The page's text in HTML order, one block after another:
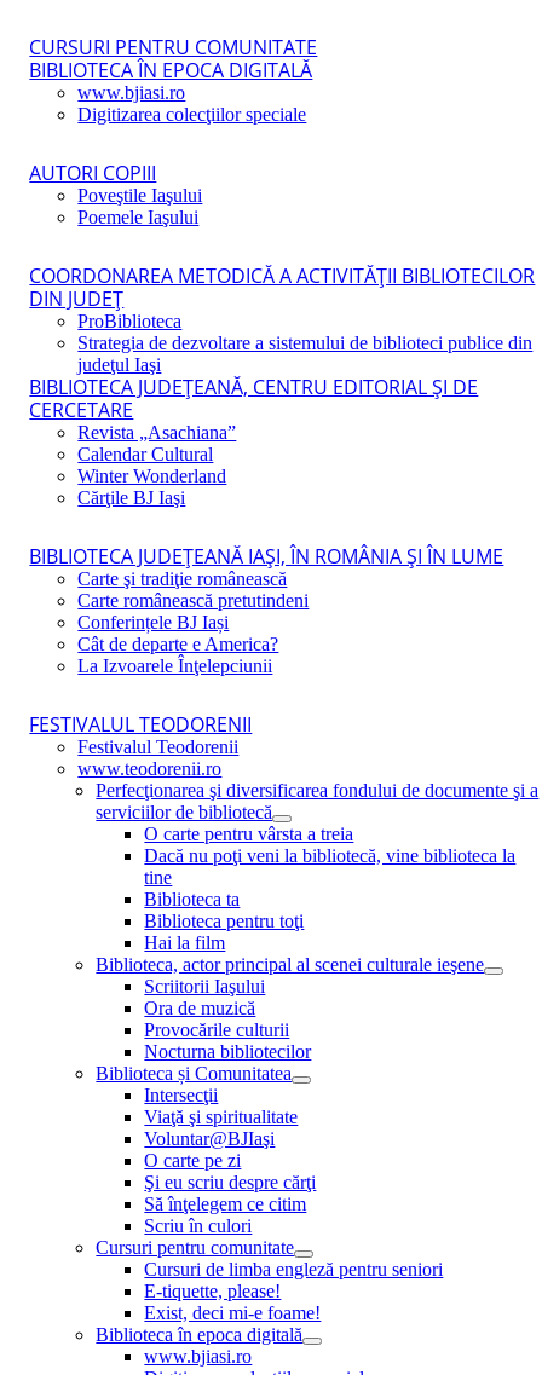
CURSURI PENTRU COMUNITATE
BIBLIOTECA ÎN EPOCA DIGITALĂ
www.bjiasi.ro
Digitizarea colecţiilor speciale
AUTORI COPIII
Poveştile Iaşului
Poemele Iaşului
COORDONAREA METODICĂ A ACTIVITĂŢII BIBLIOTECILOR
DIN JUDEŢ
ProBiblioteca
Strategia de dezvoltare a sistemului de biblioteci publice din
judeţul Iaşi
BIBLIOTECA JUDEŢEANĂ, CENTRU EDITORIAL ŞI DE
CERCETARE
Revista „Asachiana”
Calendar Cultural
Winter Wonderland
Cărţile BJ Iaşi
BIBLIOTECA JUDEŢEANĂ IAŞI, ÎN ROMÂNIA ŞI ÎN LUME
Carte şi tradiţie românească
Carte românească pretutindeni
Conferințele BJ Iași
Cât de departe e America?
La Izvoarele Înţelepciunii
FESTIVALUL TEODORENII
Festivalul Teodorenii
www.teodorenii.ro
Perfecţionarea şi diversificarea fondului de documente şi a
serviciilor de bibliotecă
O carte pentru vârsta a treia
Dacă nu poţi veni la bibliotecă, vine biblioteca la
tine
Biblioteca ta
Biblioteca pentru toţi
Hai la film
Biblioteca, actor principal al scenei culturale ieşene
Scriitorii Iaşului
Ora de muzică
Provocările culturii
Nocturna bibliotecilor
Biblioteca și Comunitatea
Intersecţii
Viaţă şi spiritualitate
Voluntar@BJIaşi
O carte pe zi
Şi eu scriu despre cărţi
Să înţelegem ce citim
Scriu în culori
Cursuri pentru comunitate
Cursuri de limba engleză pentru seniori
E-tiquette, please!
Exist, deci mi-e foame!
Biblioteca în epoca digitală
www.bjiasi.ro